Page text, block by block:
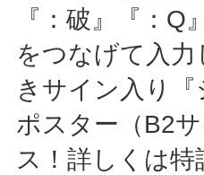
『：破』『：
をつなげて入
きサイン入り
ポスター（B2
ス！詳しくは